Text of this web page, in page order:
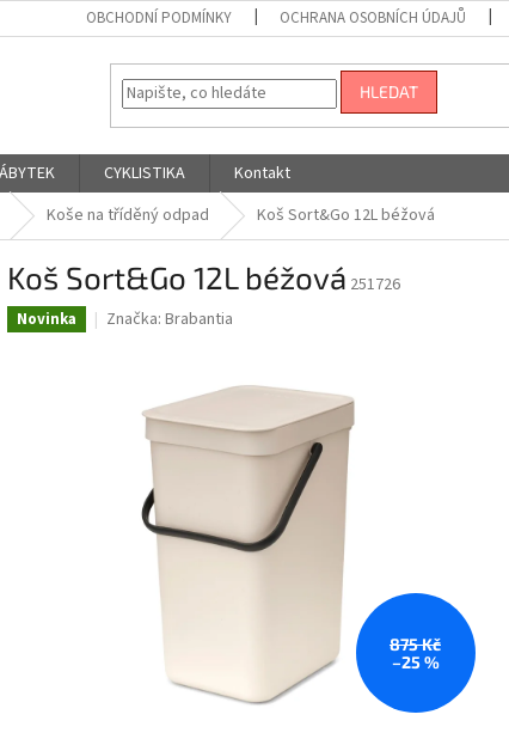
OBCHODNÍ PODMÍNKY OCHRANA OSOBNÍCH ÚDAJŮ
HLEDAT
CYKLISTIKA
Kontakt
Koše na tříděný odpad Koš Sort&Go 12L béžová
Koš Sort&Go 12L béžová 251726
Novinka Značka: Brabantia
875 Kč
–25 %